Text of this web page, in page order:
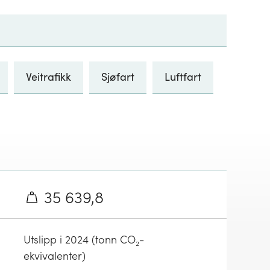
Veitrafikk Sjøfart Luftfart
35 639,8
Utslipp i 2024 (tonn CO₂-
ekvivalenter)